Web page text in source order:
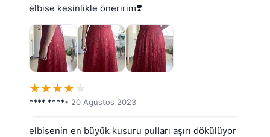
elbise kesinlikle öneririm❣️
★★★★ ★
**** ****• 20 Ağustos 2023
elbisenin en büyük kusuru pulları aşırı dökülüyor